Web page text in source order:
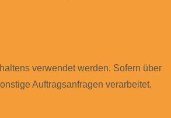
verwendet werden. Sofern über
Auftragsanfragen verarbeitet.